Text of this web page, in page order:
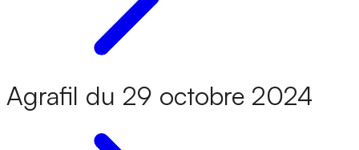
Agrafil du 29 octobre 2024